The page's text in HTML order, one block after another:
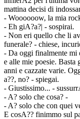
mattina decisi di
- Woooooow, la mia
- Eh giA?a?| - sospirai.
- Non eri quello che li
funerale? - chiese,
- Da oggi finalmente mi
e alle mie poesie.
anni e cazzate varie.
a??, no? - spiegai.
- Giustissimo... -
- A? solo che cosa? -
- A? solo che con quei
E cosA?? finimmo sul